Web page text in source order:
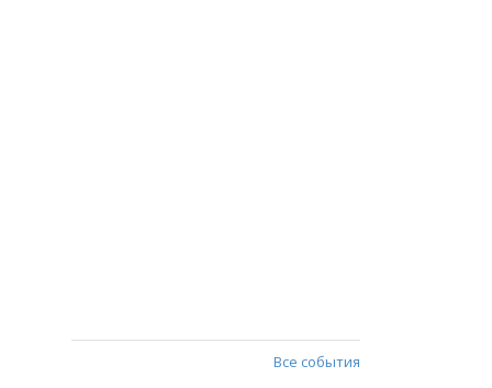
Все события